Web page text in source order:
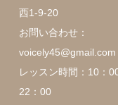
西1-9-20
お問い合わせ：
voicely45@gmail.com
レッスン時間：10：
22：00